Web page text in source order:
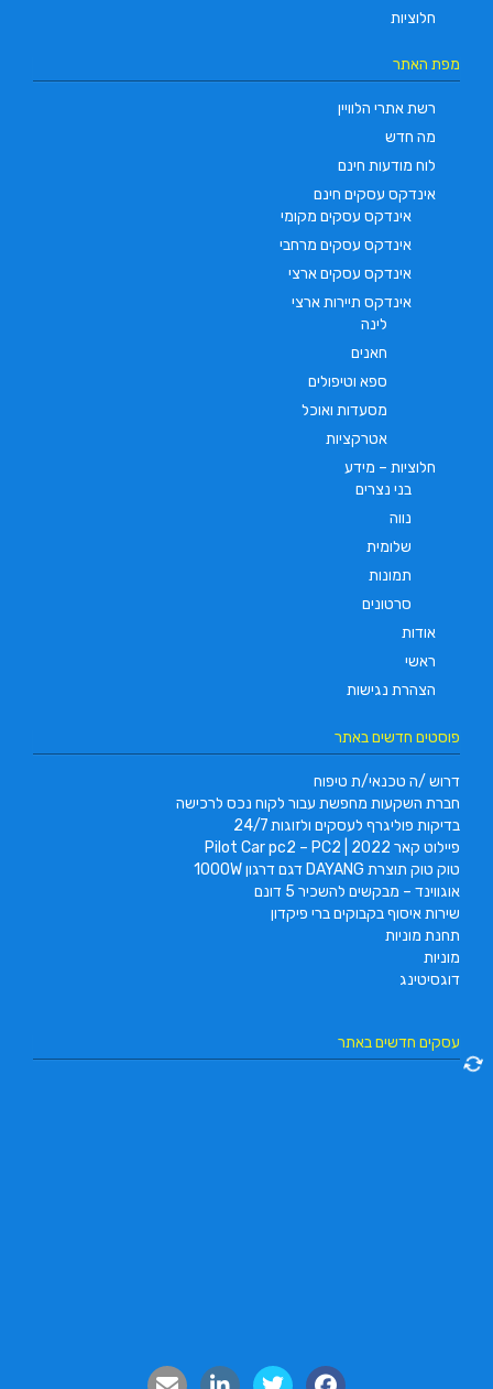
חלוציות
מפת האתר
רשת אתרי הלוויין
מה חדש
לוח מודעות חינם
אינדקס עסקים חינם
אינדקס עסקים מקומי
אינדקס עסקים מרחבי
אינדקס עסקים ארצי
אינדקס תיירות ארצי
לינה
חאנים
ספא וטיפולים
מסעדות ואוכל
אטרקציות
חלוציות – מידע
בני נצרים
נווה
שלומית
תמונות
סרטונים
אודות
ראשי
הצהרת נגישות
פוסטים חדשים באתר
דרוש /ה טכנאי/ת טיפוח
חברת השקעות מחפשת עבור לקוח נכס לרכישה
בדיקות פוליגרף לעסקים ולזוגות 24/7
פיילוט קאר 2022 | Pilot Car pc2 – PC2
טוק טוק תוצרת DAYANG דגם דרגון 1000W
אוגווינד – מבקשים להשכיר 5 דונם
שירות איסוף בקבוקים ברי פיקדון
תחנת מוניות
מוניות
דוגסיטינג
עסקים חדשים באתר